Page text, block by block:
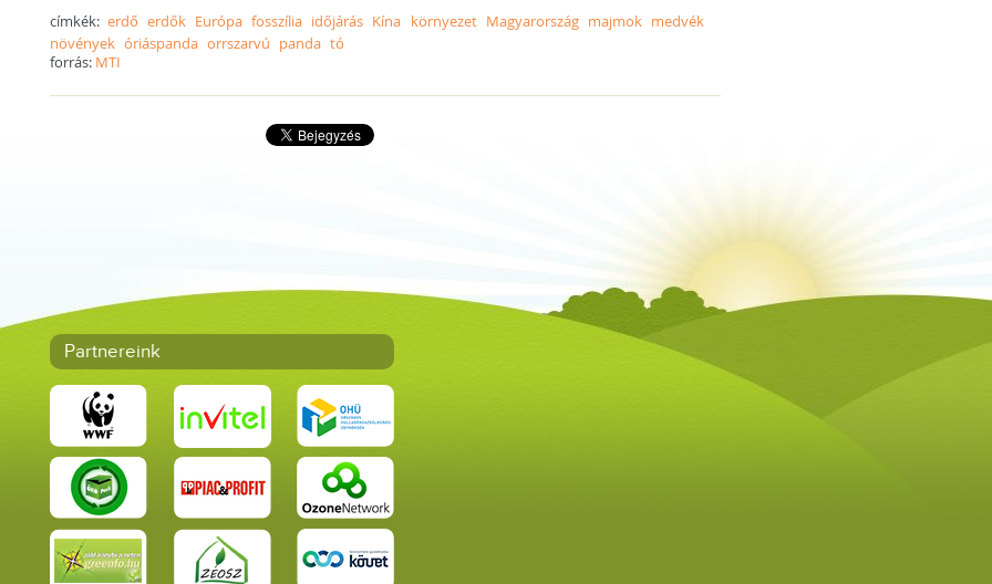
címkék: erdő erdők Európa fosszília időjárás Kína környezet Magyarország majmok medvék
növények óriáspanda orrszarvú panda tó
forrás: MTI
Partnereink